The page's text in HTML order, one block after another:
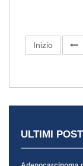
Inizio
ULTIMI POST